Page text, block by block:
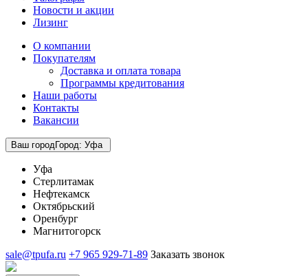
Новости и акции
Лизинг
О компании
Покупателям
Доставка и оплата товара
Программы кредитования
Наши работы
Контакты
Вакансии
Ваш городГород: Уфа
Уфа
Стерлитамак
Нефтекамск
Октябрьский
Оренбург
Магнитогорск
sale@tpufa.ru +7 965 929-71-89 Заказать звонок